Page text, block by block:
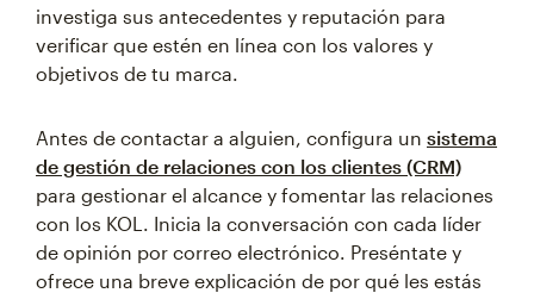
investiga sus antecedentes y reputación para
verificar que estén en línea con los valores y
objetivos de tu marca.
Antes de contactar a alguien, configura un sistema
de gestión de relaciones con los clientes (CRM)
para gestionar el alcance y fomentar las relaciones
con los KOL. Inicia la conversación con cada líder
de opinión por correo electrónico. Preséntate y
ofrece una breve explicación de por qué les estás